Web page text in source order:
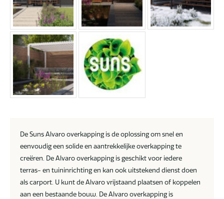
De Suns Alvaro overkapping is de oplossing om snel en
eenvoudig een solide en aantrekkelijke overkapping te
creëren. De Alvaro overkapping is geschikt voor iedere
terras- en tuininrichting en kan ook uitstekend dienst doen
als carport. U kunt de Alvaro vrijstaand plaatsen of koppelen
aan een bestaande bouw. De Alvaro overkapping is